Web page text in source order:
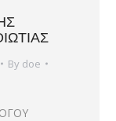
By doe